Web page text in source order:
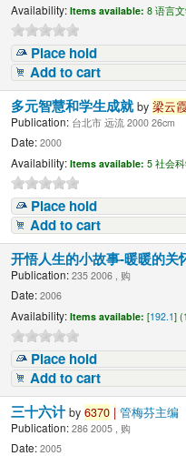
Availability: Items available: 8 语言
Place hold
Add to cart
多元智慧和学生成就by梁云
Publication: 台北市 远流 2000 26cm
Date: 2000
Availability: Items available: 5 社会
Place hold
Add to cart
开悟人生的小故事-暖暖的关
Publication: 235 2006 , 购
Date: 2006
Availability: Items available: [192.1]
Place hold
Add to cart
三十六计by6370 | 管梅芬主编
Publication: 286 2005 , 购
Date: 2005